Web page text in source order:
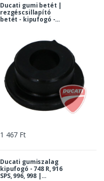
Ducati gumi betét |
rezgéscsillapító
betét - kipufogó -
Cromo, karbon,
Diesel, Strada... |
76411401A
1 467 Ft
Ducati gumiszalag
kipufogó - 748 R, 916
SPS, 996, 998 |